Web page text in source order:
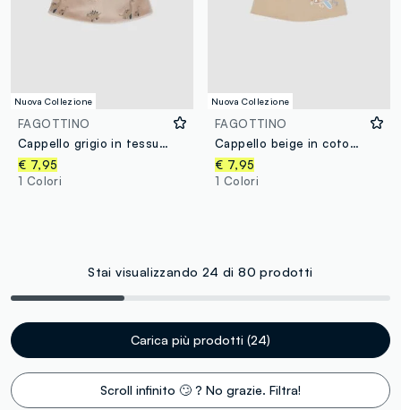
Nuova Collezione
FAGOTTINO
Cappello grigio in tessuto elasticizzato con stampa dinosauri per bimbo
€ 7,95
1 Colori
Nuova Collezione
FAGOTTINO
Cappello beige in cotone organico elasticizzato con stampa aeroplano
€ 7,95
1 Colori
Stai visualizzando 24 di 80 prodotti
Carica più prodotti (24)
Scroll infinito 🙄 ? No grazie. Filtra!